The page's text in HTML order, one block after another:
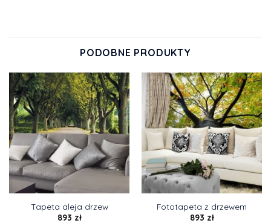
PODOBNE PRODUKTY
Tapeta aleja drzew
893 zł
Fototapeta z drzewem
893 zł